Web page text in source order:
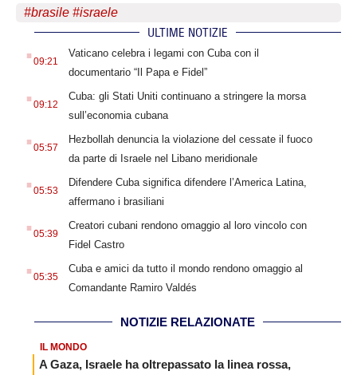
#brasile #israele
ULTIME NOTIZIE
. 09:21
Vaticano celebra i legami con Cuba con il
documentario “Il Papa e Fidel”
. 09:12
Cuba: gli Stati Uniti continuano a stringere la morsa
sull’economia cubana
. 05:57
Hezbollah denuncia la violazione del cessate il fuoco
da parte di Israele nel Libano meridionale
. 05:53
Difendere Cuba significa difendere l’America Latina,
affermano i brasiliani
. 05:39
Creatori cubani rendono omaggio al loro vincolo con
Fidel Castro
. 05:35
Cuba e amici da tutto il mondo rendono omaggio al
Comandante Ramiro Valdés
NOTIZIE RELAZIONATE
IL MONDO
A Gaza, Israele ha oltrepassato la linea rossa,